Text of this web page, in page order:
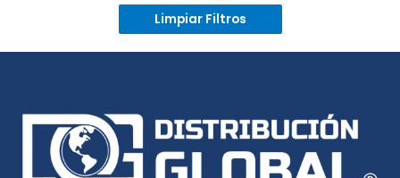
Limpiar Filtros